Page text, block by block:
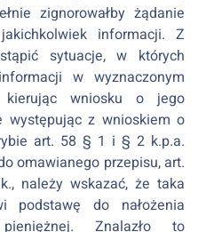
zignorowałby żądanie
informacji. Z
sytuacje, w których
w wyznaczonym
wniosku o jego
występując z wnioskiem o
art. 58 § 1 i § 2 k.p.a.
omawianego przepisu, art.
należy wskazać, że taka
podstawę do nałożenia
Znalazło to